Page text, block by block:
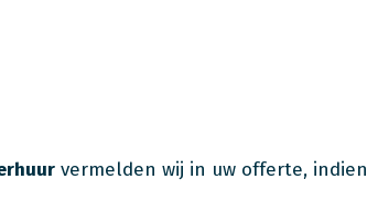
vermelden wij in uw offerte, indien